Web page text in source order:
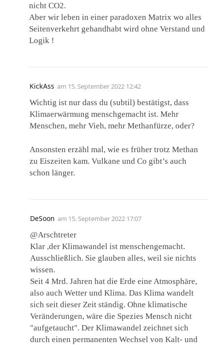
nicht CO2.
Aber wir leben in einer paradoxen Matrix wo alles
Seitenverkehrt gehandhabt wird ohne Verstand und
Logik !
KickAss am 15. September 2022 12:42
Wichtig ist nur dass du (subtil) bestätigst, dass
Klimaerwärmung menschgemacht ist. Mehr
Menschen, mehr Vieh, mehr Methanfürze, oder?
Ansonsten erzähl mal, wie es früher trotz Methan
zu Eiszeiten kam. Vulkane und Co gibt’s auch
schon länger.
DeSoon am 15. September 2022 17:07
@Arschtreter
Klar ,der Klimawandel ist menschengemacht.
Ausschließlich. Sie glauben alles, weil sie nichts
wissen.
Seit 4 Mrd. Jahren hat die Erde eine Atmosphäre,
also auch Wetter und Klima. Das Klima wandelt
sich seit dieser Zeit ständig. Ohne klimatische
Veränderungen, wäre die Spezies Mensch nicht
"aufgetaucht". Der Klimawandel zeichnet sich
durch einen permanenten Wechsel von Kalt- und